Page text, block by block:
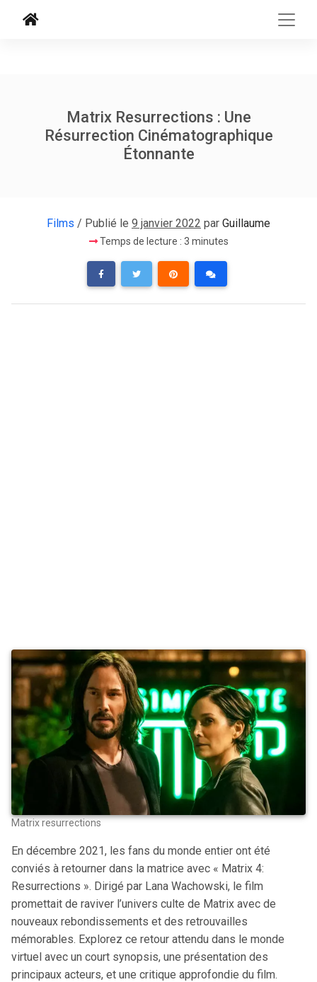
Matrix Resurrections : Une
Résurrection Cinématographique
Étonnante
Films / Publié le 9 janvier 2022 par Guillaume
Temps de lecture : 3 minutes
Matrix resurrections
En décembre 2021, les fans du monde entier ont été
conviés à retourner dans la matrice avec « Matrix 4:
Resurrections ». Dirigé par Lana Wachowski, le film
promettait de raviver l’univers culte de Matrix avec de
nouveaux rebondissements et des retrouvailles
mémorables. Explorez ce retour attendu dans le monde
virtuel avec un court synopsis, une présentation des
principaux acteurs, et une critique approfondie du film.